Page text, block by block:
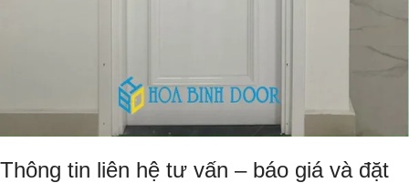
Thông tin liên hệ tư vấn – báo giá và đặt